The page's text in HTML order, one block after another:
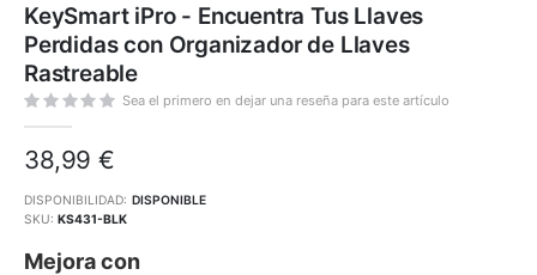
comienzo
de
la
galería
de
imágenes
KeySmart iPro - Encuentra Tus Llaves
Perdidas con Organizador de Llaves
Rastreable
Sea el primero en dejar una reseña para este artículo
38,99 €
DISPONIBILIDAD: DISPONIBLE
SKU KS431-BLK
Mejora con